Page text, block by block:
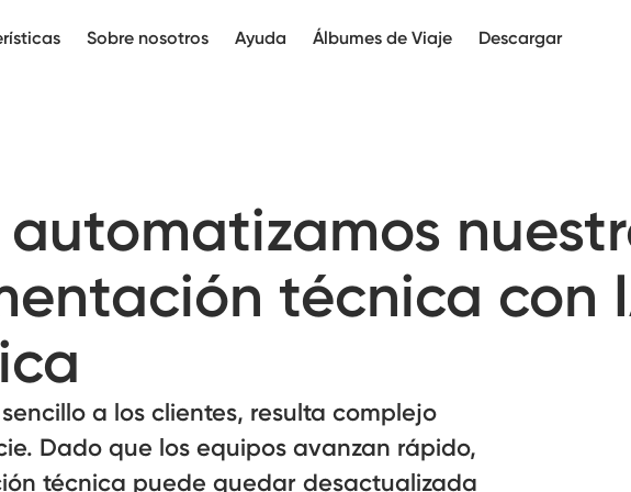
Sobre nosotros Ayuda Álbumes de Viaje Descargar
técnica con
a los clientes, resulta complejo
Dado que los equipos avanzan rápido,
técnica puede quedar desactualizada